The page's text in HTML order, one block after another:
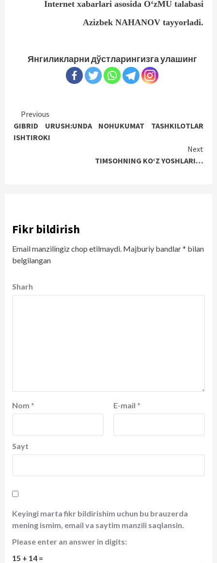
Internet xabarlari asosida O‘zMU talabasi
Azizbek NAHANOV tayyorladi.
Янгиликларни дўстларингизга улашинг
Continue
Reading
Previous
GIBRID URUSH:UNDA NOHUKUMAT TASHKILOTLAR
ISHTIROKI
Next
TIMSOHNING KO‘Z YOSHLARI…
Fikr bildirish
Email manzilingiz chop etilmaydi. Majburiy bandlar* bilan
belgilangan
Sharh
Nom * E-mail *
Sayt
Keyingi marta fikr bildirishim uchun bu brauzerda
mening ismim, email va saytim manzili saqlansin.
Please enter an answer in digits:
15 + 14 =